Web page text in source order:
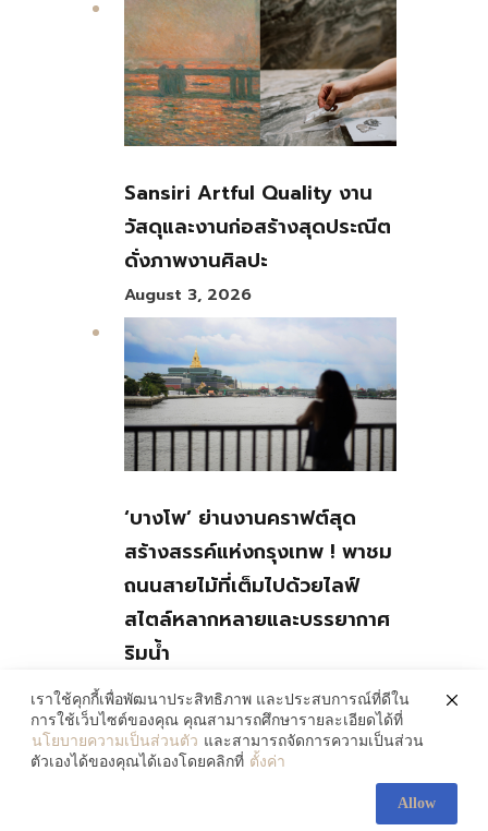
Sansiri Artful Quality งาน
วัสดุและงานก่อสร้างสุดประณีต
ดั่งภาพงานศิลปะ
August 3, 2026
‘บางโพ’ ย่านงานคราฟต์สุด
สร้างสรรค์แห่งกรุงเทพ ! พาชม
ถนนสายไม้ที่เต็มไปด้วยไลฟ์
สไตล์หลากหลายและบรรยากาศ
ริมน้ำ
July 30, 2026
เราใช้คุกกี้เพื่อพัฒนาประสิทธิภาพ และประสบการณ์ที่ดีใน
การใช้เว็บไซต์ของคุณ คุณสามารถศึกษารายละเอียดได้ที่
นโยบายความเป็นส่วนตัว และสามารถจัดการความเป็นส่วน
ตัวเองได้ของคุณได้เองโดยคลิกที่ ตั้งค่า
Allow